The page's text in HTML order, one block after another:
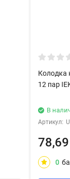
Колодка
12 пар
В
Артикул:
78,69
0